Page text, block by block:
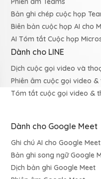
Bản ghi chép cuộc họp
Biên bản cuộc họp AI cho
AI Tóm tắt Cuộc họp
Dành cho LINE
Dịch cuộc gọi video và
Phiên âm cuộc gọi video &
Tóm tắt cuộc gọi video &
Dành cho Google Meet
Ghi chú AI cho Google Meet
Bản ghi song ngữ Google
Dịch bản ghi Google Meet